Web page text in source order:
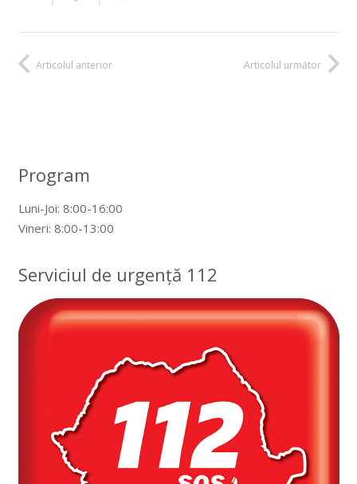
Articolul anterior Articolul următor
Program
Luni-Joi: 8:00-16:00
Vineri: 8:00-13:00
Serviciul de urgență 112